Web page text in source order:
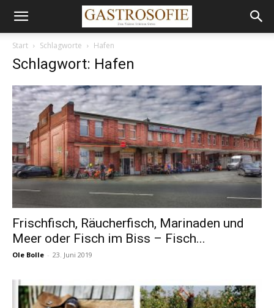
Start Schlagworte Hafen
Schlagwort: Hafen
Frischfisch, Räucherfisch, Marinaden und
Meer oder Fisch im Biss – Fisch...
Ole Bolle - 23. Juni 2019